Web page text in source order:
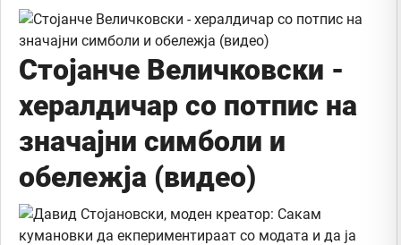
Стојанче Величковски -
хералдичар со потпис на
значајни симболи и
обележја (видео)